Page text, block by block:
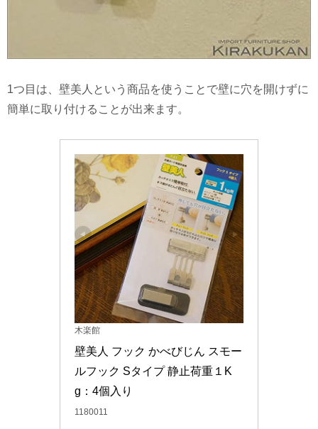
1つ目は、壁美人という商品を使うことで壁に穴を開けずに
簡単に取り付けることが出来ます。
木楽館
壁美人 フック かべびじん スモー
ルフック Sタイプ 静止荷重１K
g：4個入り
1180011